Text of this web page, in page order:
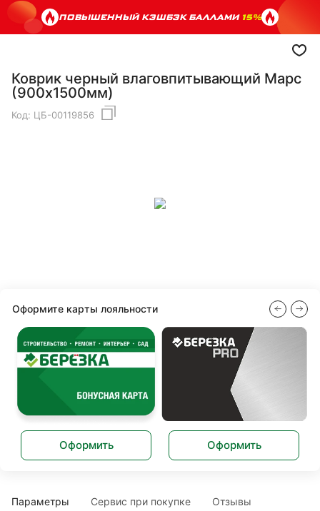
ПОВЫШЕННЫЙ КЭШБЭК БАЛЛАМИ15%
Коврик черный влаговпитывающий Марс
(900х1500мм)
Код: ЦБ-00119856
Оформите карты лояльности
Оформить Оформить
Параметры Сервис при покупке Отзывы